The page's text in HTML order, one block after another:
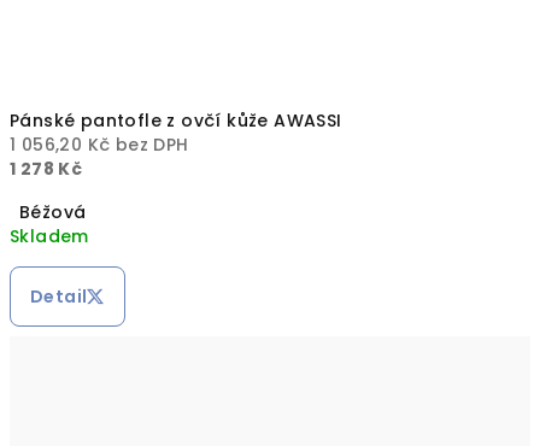
Pánské pantofle z ovčí kůže AWASSI
1 056,20 Kč bez DPH
1 278 Kč
Béžová
Skladem
Detail